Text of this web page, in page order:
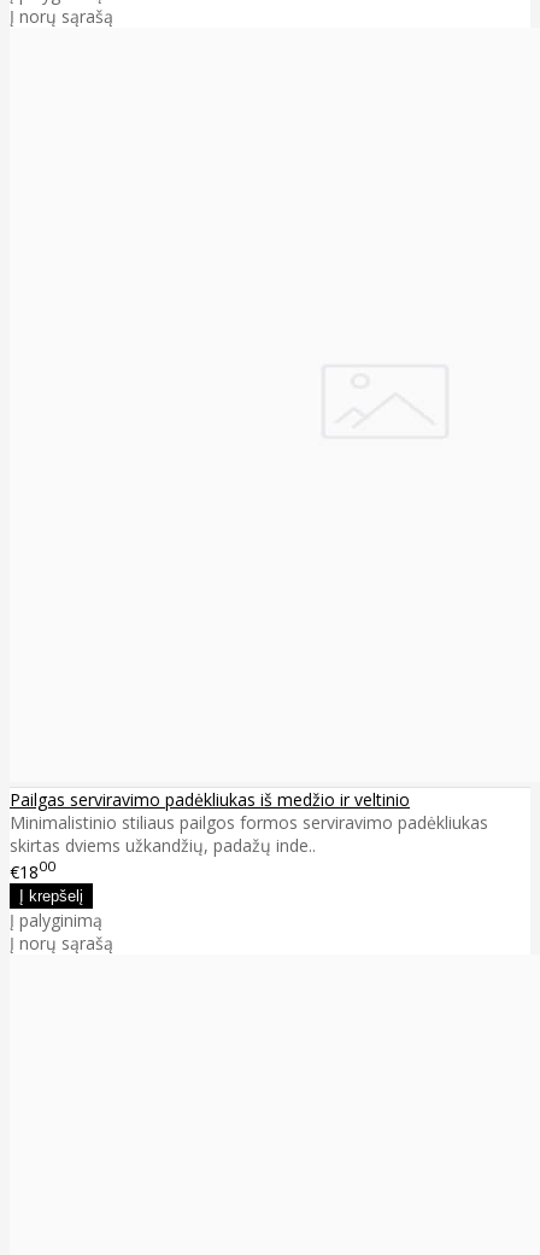
Į norų sąrašą
Pailgas serviravimo padėkliukas iš medžio ir veltinio
Minimalistinio stiliaus pailgos formos serviravimo padėkliukas
skirtas dviems užkandžių, padažų inde..
€1800
Į palyginimą
Į norų sąrašą